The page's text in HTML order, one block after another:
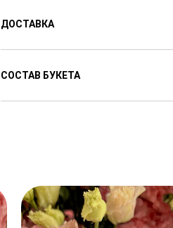
ДОСТАВКА
Доставляем цветы с 8:00 до
СОСТАВ БУКЕТА